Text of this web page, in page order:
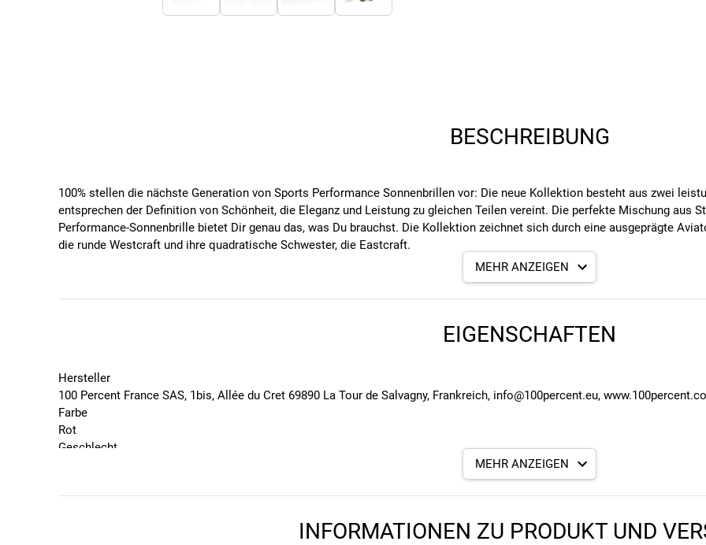
BESCHREIBUNG
100% stellen die nächste Generation von Sports Performance Sonnenbrillen vor: Die neue Kollektion besteht aus zwei
entsprechen der Definition von Schönheit, die Eleganz und Leistung zu gleichen Teilen vereint. Die perfekte Mischung aus
Performance-Sonnenbrille bietet Dir genau das, was Du brauchst. Die Kollektion zeichnet sich durch eine ausgeprägte
die runde Westcraft und ihre quadratische Schwester, die Eastcraft.
Zylindrische Schreibe für bessere periphere Sicht und besseren Schutz
100% UV-Schutz (UV 400)
hydrophobe und oleophobe Glasbehandlung weist Wasser, Schmutz und Öl ab
Glasfarbe: Black Mirror Lens - VLT 11%, Kat. 3
MEHR ANZEIGEN
EIGENSCHAFTEN
Hersteller
100 Percent France SAS, 1bis, Allée du Cret 69890 La Tour de Salvagny, Frankreich, info@100percent.eu,
Farbe
Rot
Geschlecht
100 Percent
MEHR ANZEIGEN
INFORMATIONEN ZU PRODUKT UND